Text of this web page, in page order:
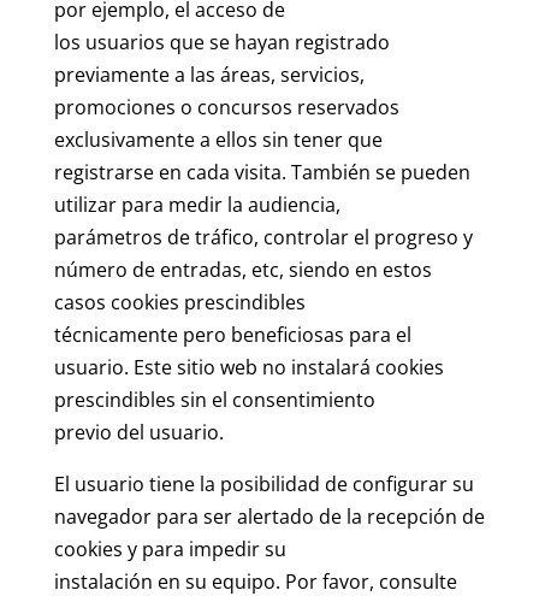
por ejemplo, el acceso de
los usuarios que se hayan registrado
previamente a las áreas, servicios,
promociones o concursos reservados
exclusivamente a ellos sin tener que
registrarse en cada visita. También se pueden
utilizar para medir la audiencia,
parámetros de tráfico, controlar el progreso y
número de entradas, etc, siendo en estos
casos cookies prescindibles
técnicamente pero beneficiosas para el
usuario. Este sitio web no instalará cookies
prescindibles sin el consentimiento
previo del usuario.
El usuario tiene la posibilidad de configurar su
navegador para ser alertado de la recepción de
cookies y para impedir su
instalación en su equipo. Por favor, consulte